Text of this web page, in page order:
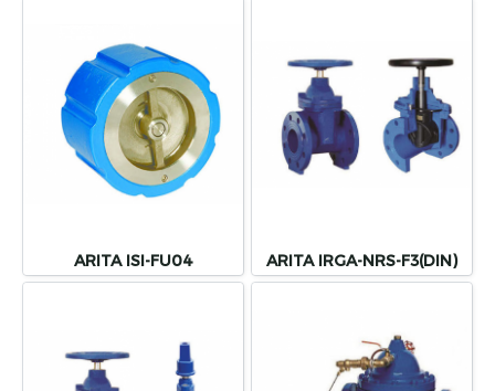
ARITA ISI-FU04 ARITA IRGA-NRS-F3(DIN)